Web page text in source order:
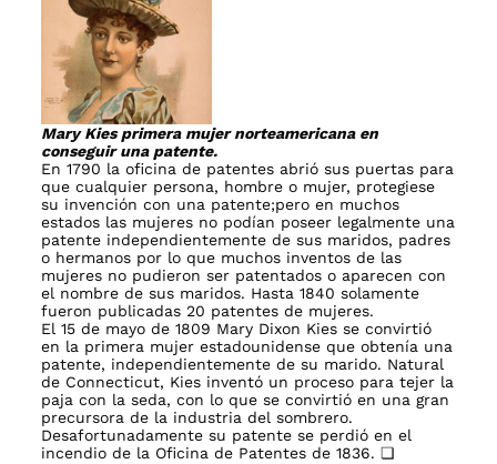
Mary Kies primera mujer norteamericana en
conseguir una patente.
En 1790 la oficina de patentes abrió sus puertas para
que cualquier persona, hombre o mujer, protegiese
su invención con una patente;pero en muchos
estados las mujeres no podían poseer legalmente una
patente independientemente de sus maridos, padres
o hermanos por lo que muchos inventos de las
mujeres no pudieron ser patentados o aparecen con
el nombre de sus maridos. Hasta 1840 solamente
fueron publicadas 20 patentes de mujeres.
El 15 de mayo de 1809 Mary Dixon Kies se convirtió
en la primera mujer estadounidense que obtenía una
patente, independientemente de su marido. Natural
de Connecticut, Kies inventó un proceso para tejer la
paja con la seda, con lo que se convirtió en una gran
precursora de la industria del sombrero.
Desafortunadamente su patente se perdió en el
incendio de la Oficina de Patentes de 1836. ❏